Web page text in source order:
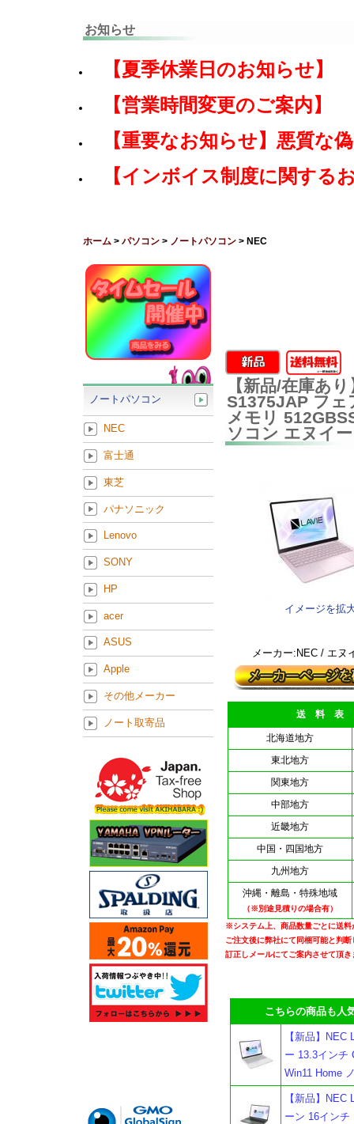
お知らせ
【夏季休業日のお知らせ】
【営業時間変更のご案内】
【重要なお知らせ】悪質な
【インボイス制度に関する
ホーム > パソコン > ノートパソコン > NEC
【新品/在庫あ
S1375JAP フェ
メモリ
ソコン エヌイ
イメージを拡
メーカー:NEC / エヌ
送 料 表
北海道地方
東北地方
関東地方
中部地方
近畿地方
中国・四国地方
九州地方
沖縄・離島・特殊地域
（※別途見積りの場合有）
※システム上、商品数量ごとに送料
ご注文後に弊社にて同梱可能と判
訂正しメールにてご案内させて頂き
こちらの商品も人気
【新品】
ー 13.3インチ
Win11 Home
【新品】
ーン 16イン
ノートパソコン
NEC
富士通
東芝
パナソニック
Lenovo
SONY
HP
acer
ASUS
Apple
その他メーカー
ノート取寄品